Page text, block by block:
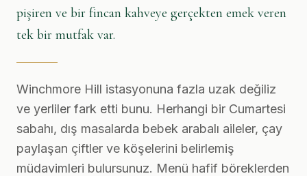
pişiren ve bir fincan kahveye gerçekten emek veren
tek bir mutfak var.
Winchmore Hill istasyonuna fazla uzak değiliz
ve yerliler fark etti bunu. Herhangi bir Cumartesi
sabahı, dış masalarda bebek arabalı aileler, çay
paylaşan çiftler ve köşelerini belirlemiş
müdavimleri bulursunuz. Menü hafif böreklerden